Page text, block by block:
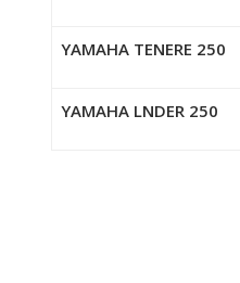
YAMAHA TENERE 250
YAMAHA LNDER 250